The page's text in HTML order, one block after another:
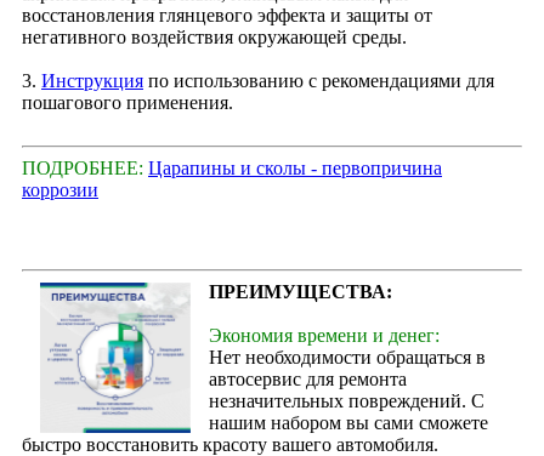
восстановления глянцевого эффекта и защиты от
негативного воздействия окружающей среды.
3. Инструкция по использованию с рекомендациями для
пошагового применения.
ПОДРОБНЕЕ: Царапины и сколы - первопричина
коррозии
ПРЕИМУЩЕСТВА:
Экономия времени и денег:
Нет необходимости обращаться в
автосервис для ремонта
незначительных повреждений. С
нашим набором вы сами сможете
быстро восстановить красоту вашего автомобиля.